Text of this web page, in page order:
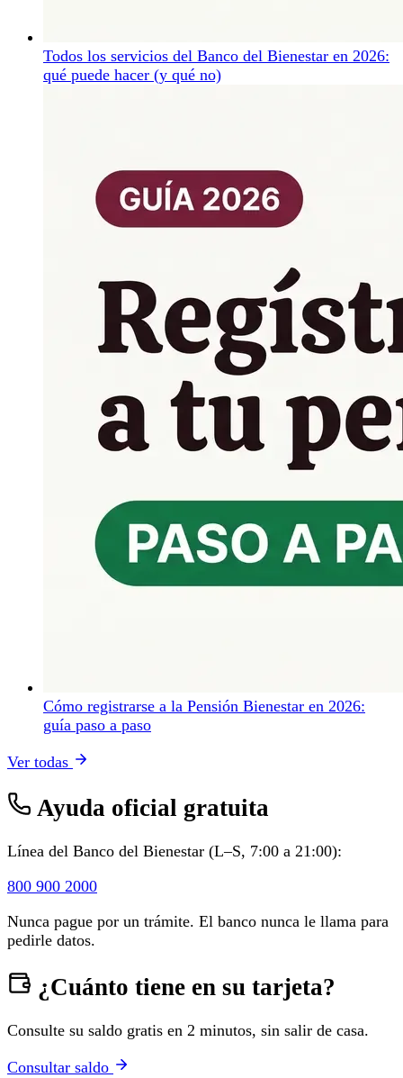
Todos los servicios del Banco del Bienestar en 2026:
qué puede hacer (y qué no)
Cómo registrarse a la Pensión Bienestar en 2026:
guía paso a paso
Ver todas
Ayuda oficial gratuita
Línea del Banco del Bienestar (L–S, 7:00 a 21:00):
800 900 2000
Nunca pague por un trámite. El banco nunca le llama para
pedirle datos.
¿Cuánto tiene en su tarjeta?
Consulte su saldo gratis en 2 minutos, sin salir de casa.
Consultar saldo